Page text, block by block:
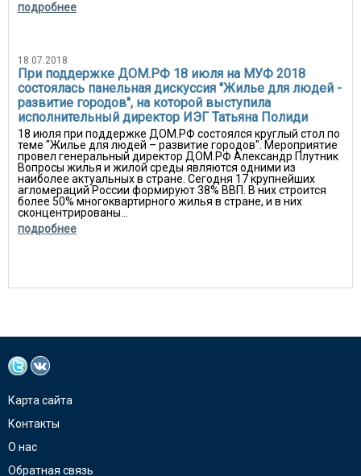
подробнее
18.07.2018
При поддержке ДОМ.РФ 18 июля на МУФ 2018
состоялась панельная дискуссия "Жилье для людей -
развитие городов", на которой выступила
исполнительный директор ИЭГ Татьяна Полиди
18 июля при поддержке ДОМ.РФ состоялся круглый стол по
теме "Жилье для людей – развитие городов". Мероприятие
провел генеральный директор ДОМ.РФ Александр Плутник
Вопросы жилья и жилой среды являются одними из
наиболее актуальных в стране. Сегодня 17 крупнейших
агломераций России формируют 38% ВВП. В них строится
более 50% многоквартирного жилья в стране, и в них
сконцентрированы...
подробнее
Карта сайта
Контакты
О нас
Обратная связь